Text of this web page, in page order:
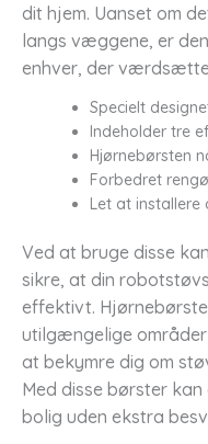
dit hjem. Uanset om
langs væggene, er
enhver, der
Specielt
Indeholder tre
Hjørnebørsten
Forbedret
Let at installere
Ved at bruge disse
sikre, at din
effektivt.
utilgængelige
at bekymre dig om
Med disse børster
bolig uden ekstra